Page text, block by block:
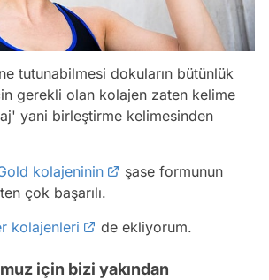
tutunabilmesi dokuların bütünlük
gerekli olan kolajen zaten kelime
yani birleştirme kelimesinden
kolajeninin
şase formunun
çok başarılı.
kolajenleri
de ekliyorum.
için bizi yakından